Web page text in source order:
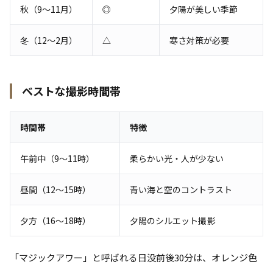
秋（9〜11月） ◎ 夕陽が美しい季節
冬（12〜2月） △ 寒さ対策が必要
ベストな撮影時間帯
時間帯 特徴
午前中（9〜11時） 柔らかい光・人が少ない
昼間（12〜15時） 青い海と空のコントラスト
夕方（16〜18時） 夕陽のシルエット撮影
「マジックアワー」と呼ばれる日没前後30分は、オレンジ色